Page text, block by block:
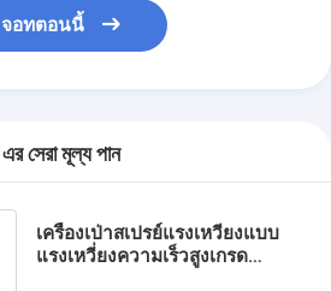
จอทตอนนี้
এর সেরা মূল্য পান
เครื่องเป่าสเปรย์แรงเหวี่ยงแบบ
แรงเหวี่ยงความเร็วสูงเกรด